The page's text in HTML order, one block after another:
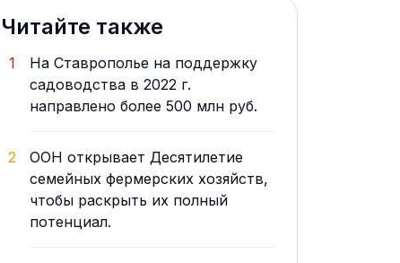
Читайте также
1
На Ставрополье на поддержку
садоводства в 2022 г.
направлено более 500 млн руб.
2
ООН открывает Десятилетие
семейных фермерских хозяйств,
чтобы раскрыть их полный
потенциал.